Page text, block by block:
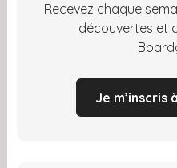
Recevez chaque
découvertes et
Je m’inscris